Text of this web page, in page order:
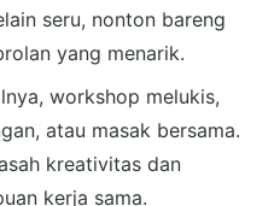
seru, nonton bareng
yang menarik.
workshop melukis,
atau masak bersama.
kreativitas dan
kerja sama.